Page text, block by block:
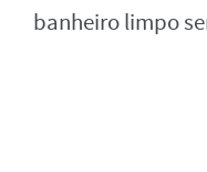
banheiro limpo